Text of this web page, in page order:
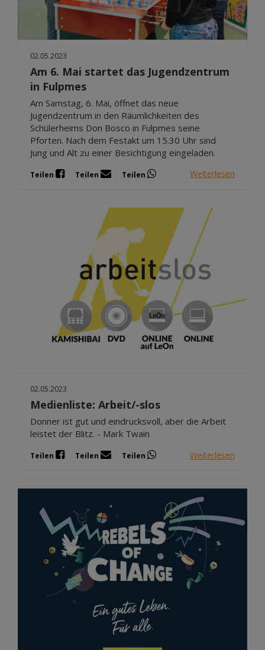
02.05.2023
Am 6. Mai startet das Jugendzentrum
in Fulpmes
Am Samstag, 6. Mai, öffnet das neue
Jugendzentrum in den Räumlichkeiten des
Schülerheims Don Bosco in Fulpmes seine
Pforten. Nach dem Festakt um 15.30 Uhr sind
Jung und Alt zu einer Besichtigung eingeladen.
Teilen Teilen Teilen Weiterlesen
02.05.2023
Medienliste: Arbeit/-slos
Donner ist gut und eindrucksvoll, aber die Arbeit
leistet der Blitz. - Mark Twain
Teilen Teilen Teilen Weiterlesen